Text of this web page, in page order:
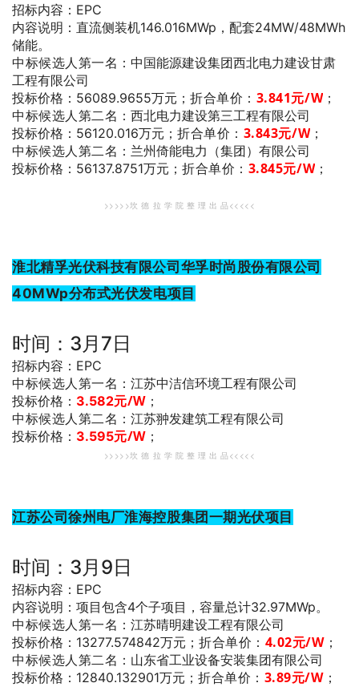
招标内容：EPC
内容说明：直流侧装机146.016MWp，配套24MW/48MWh
储能。
中标候选人第一名 ：中国能源建设集团西北电力建设甘肃
工程有限公司
投标价格：56089.9655万元； 折合单价： 3.841元/W ；
中标候选人第二名 ：西北电力建设第三工程有限公司
投标价格：56120.016万元； 折合单价： 3.843元/W ；
中标候选人第二名 ：兰州倚能电力（集团）有限公司
投标价格：56137.8751万元； 折合单价： 3.845元/W ；
>>>>>坎 德 拉 学 院 整 理 出 品<<<<<
淮北精孚光伏科技有限公司华孚时尚股份有限公司
40MWp分布式光伏发电项目
时间：3月7日
招标内容：EPC
中标候选人第一名 ：江苏中洁信环境工程有限公司
投标价格： 3.582元/W；
中标候选人第二名 ：江苏翀发建筑工程有限公司
投标价格： 3.595元/W；
>>>>>坎 德 拉 学 院 整 理 出 品<<<<<
江苏公司徐州电厂淮海控股集团一期光伏项目
时间：3月9日
招标内容：EPC
内容说明：项目包含4个子项目，容量总计32.97MWp。
中标候选人第一名 ：江苏晴明建设工程有限公司
投标价格：13277.574842万元； 折合单价： 4.02元/W；
中标候选人第二名 ：山东省工业设备安装集团有限公司
投标价格：12840.132901万元； 折合单价： 3.89元/W；